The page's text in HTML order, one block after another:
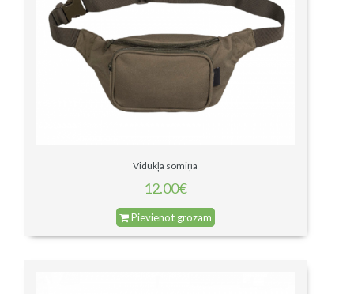
Vidukļa somiņa
12.00€
Pievienot grozam